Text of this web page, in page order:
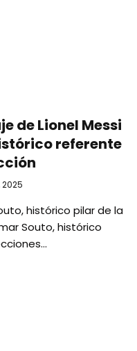
de Lionel Messi
referente
histórico pilar de la
Souto, histórico